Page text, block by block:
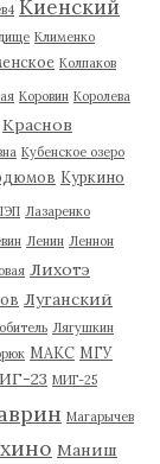
Киенский
Клименко
Колпаков
Коровин Королева
Краснов
Кубенское озеро
Куркино
Лазаренко
Ленин Леннон
Лихотэ
Луганский
Лягушкин
МАКС МГУ
23 МИГ-25
Магарычев
Маниш